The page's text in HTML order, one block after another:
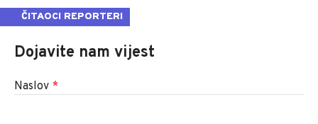
ČITAOCI REPORTERI
Dojavite nam vijest
Naslov *